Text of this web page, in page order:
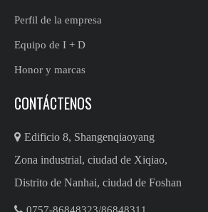
Perfil de la empresa
Equipo de I + D
Honor y marcas
CONTÁCTENOS
 Edificio 8, Shangenqiaoyang
Zona industrial, ciudad de Xiqiao,
Distrito de Nanhai, ciudad de Foshan
